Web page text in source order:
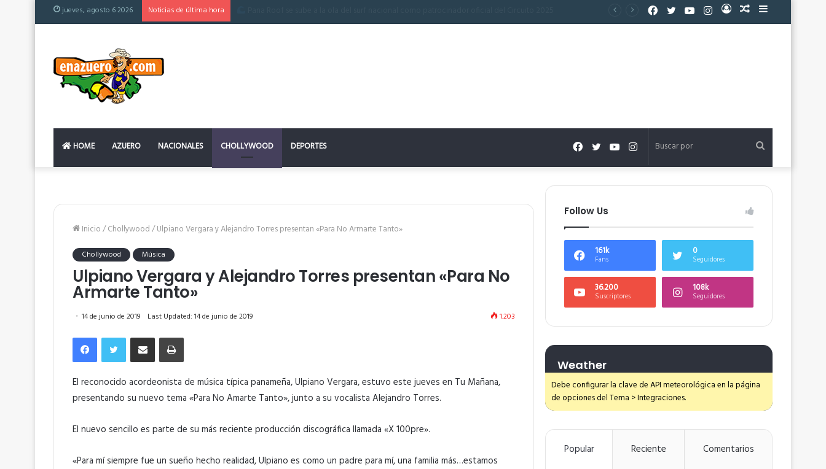
jueves, agosto 6 2026 Noticias de última hora
Barra
Publicación
Acceso
Instagram
YouTube
Twitter
Facebook
HOME AZUERO NACIONALES CHOLLYWOOD DEPORTES Buscar
por
Instagram
YouTube
Twitter
Facebook
Inicio/Chollywood/Ulpiano Vergara y Alejandro Torres presentan «Para No Armarte Tanto»
Chollywood Música
Ulpiano Vergara y Alejandro Torres presentan «Para No
Armarte Tanto»
14 de junio de 2019 Last Updated: 14 de junio de 2019 1.203
FacebookTwitter Compartir por correo electrónicoImprimir
El reconocido acordeonista de música típica panameña, Ulpiano Vergara, estuvo este jueves en Tu Mañana,
presentando su nuevo tema «Para No Amarte Tanto», junto a su vocalista Alejandro Torres.
El nuevo sencillo es parte de su más reciente producción discográfica llamada «X 100pre».
«Para mí siempre fue un sueño hecho realidad, Ulpiano es como un padre para mí, una familia más…estamos
Follow Us
161k
Fans
0
Seguidores
36.200
Suscriptores
108k
Seguidores
Weather
Debe configurar la clave de API meteorológica en la página
de opciones del Tema > Integraciones.
Popular Reciente Comentarios